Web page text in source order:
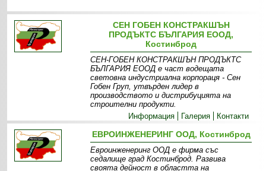
СЕН ГОБЕН КОНСТРАКШЪН
ПРОДЪКТС БЪЛГАРИЯ ЕООД,
Костинброд
СЕН-ГОБЕН КОНСТРАКШЪН ПРОДЪКТС
БЪЛГАРИЯ ЕООД е част водещата
световна индустриална корпораця - Сен
Гобен Груп, утвърден лидер в
производството и дистрибуцията на
строителни продукти.
Информация
Галерия Контакти
ЕВРОИНЖЕНЕРИНГ ООД, Костинброд
Евроинженеринг ООД е фирма със
седалище град Костинброд. Развива
своята дейност в областта на